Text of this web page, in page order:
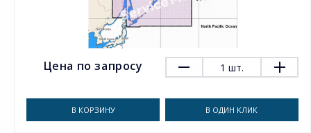
Цена по запросу 1 шт.
В КОРЗИНУ В ОДИН КЛИК